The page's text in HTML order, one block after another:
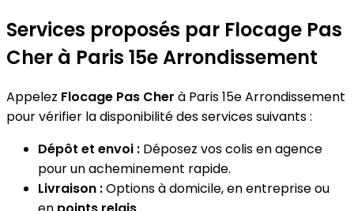
Services proposés par Flocage Pas
Cher à Paris 15e Arrondissement
Appelez Flocage Pas Cher à Paris 15e Arrondissement
pour vérifier la disponibilité des services suivants :
Dépôt et envoi : Déposez vos colis en agence
pour un acheminement rapide.
Livraison :Options à domicile, en entreprise ou